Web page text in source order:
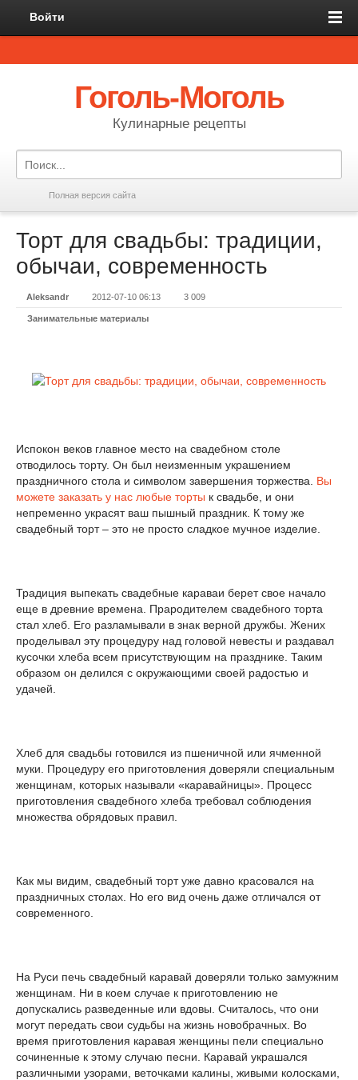
Войти
Гоголь-Моголь
Кулинарные рецепты
Полная версия сайта
Торт для свадьбы: традиции,
обычаи, современность
Aleksandr 2012-07-10 06:13 3 009
Занимательные материалы
Испокон веков главное место на свадебном столе
отводилось торту. Он был неизменным украшением
праздничного стола и символом завершения торжества. Вы
можете заказать у нас любые торты к свадьбе, и они
непременно украсят ваш пышный праздник. К тому же
свадебный торт – это не просто сладкое мучное изделие.
Традиция выпекать свадебные караваи берет свое начало
еще в древние времена. Прародителем свадебного торта
стал хлеб. Его разламывали в знак верной дружбы. Жених
проделывал эту процедуру над головой невесты и раздавал
кусочки хлеба всем присутствующим на празднике. Таким
образом он делился с окружающими своей радостью и
удачей.
Хлеб для свадьбы готовился из пшеничной или ячменной
муки. Процедуру его приготовления доверяли специальным
женщинам, которых называли «каравайницы». Процесс
приготовления свадебного хлеба требовал соблюдения
множества обрядовых правил.
Как мы видим, свадебный торт уже давно красовался на
праздничных столах. Но его вид очень даже отличался от
современного.
На Руси печь свадебный каравай доверяли только замужним
женщинам. Ни в коем случае к приготовлению не
допускались разведенные или вдовы. Считалось, что они
могут передать свои судьбы на жизнь новобрачных. Во
время приготовления каравая женщины пели специально
сочиненные к этому случаю песни. Каравай украшался
различными узорами, веточками калины, живыми колосками,